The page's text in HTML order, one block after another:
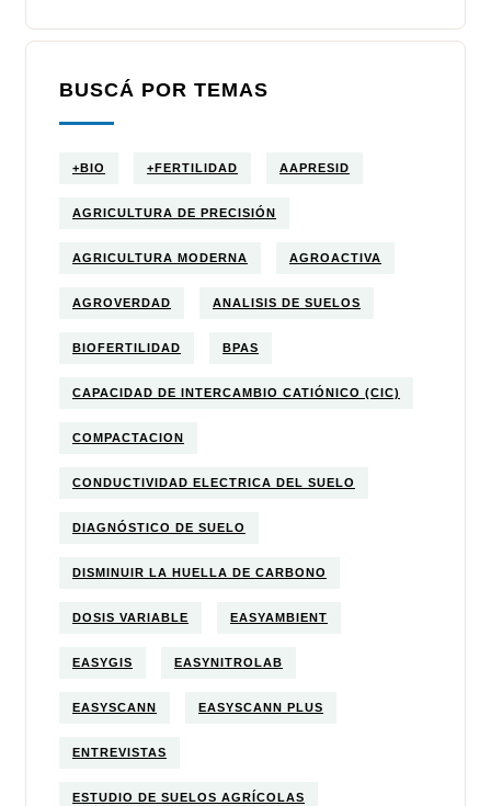
BUSCÁ POR TEMAS
+BIO +FERTILIDAD AAPRESID
AGRICULTURA DE PRECISIÓN
AGRICULTURA MODERNA AGROACTIVA
AGROVERDAD ANALISIS DE SUELOS
BIOFERTILIDAD BPAS
CAPACIDAD DE INTERCAMBIO CATIÓNICO (CIC)
COMPACTACION
CONDUCTIVIDAD ELECTRICA DEL SUELO
DIAGNÓSTICO DE SUELO
DISMINUIR LA HUELLA DE CARBONO
DOSIS VARIABLE EASYAMBIENT
EASYGIS EASYNITROLAB
EASYSCANN EASYSCANN PLUS
ENTREVISTAS
ESTUDIO DE SUELOS AGRÍCOLAS